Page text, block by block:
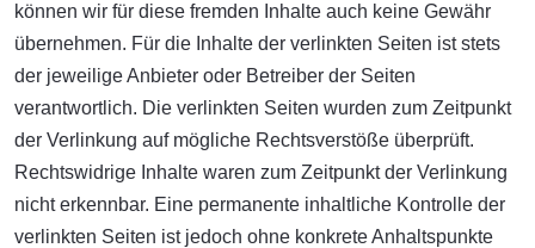
können wir für diese fremden Inhalte auch keine Gewähr
übernehmen. Für die Inhalte der verlinkten Seiten ist stets
der jeweilige Anbieter oder Betreiber der Seiten
verantwortlich. Die verlinkten Seiten wurden zum Zeitpunkt
der Verlinkung auf mögliche Rechtsverstöße überprüft.
Rechtswidrige Inhalte waren zum Zeitpunkt der Verlinkung
nicht erkennbar. Eine permanente inhaltliche Kontrolle der
verlinkten Seiten ist jedoch ohne konkrete Anhaltspunkte